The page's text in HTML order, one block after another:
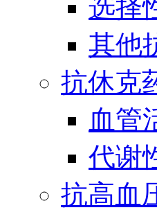
选择
其他
抗休克
血管
代谢
抗高血